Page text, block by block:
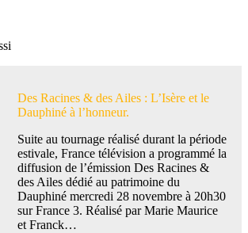
Des Racines & des Ailes : L’Isère et le
Dauphiné à l’honneur.
Suite au tournage réalisé durant la période
estivale, France télévision a programmé la
diffusion de l’émission Des Racines &
des Ailes dédié au patrimoine du
Dauphiné mercredi 28 novembre à 20h30
sur France 3. Réalisé par Marie Maurice
et Franck…